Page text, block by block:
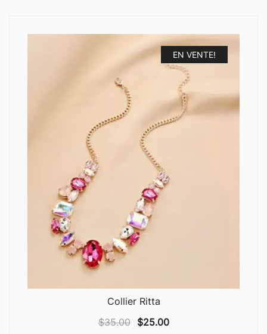
EN VENTE!
Collier Ritta
$35.00 $25.00